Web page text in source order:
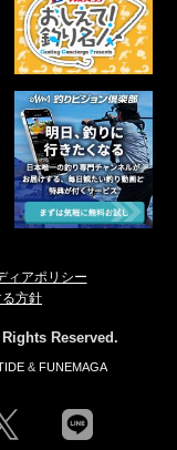
ィアポリシー
方針
Reserved.
& FUNEMAGA
line